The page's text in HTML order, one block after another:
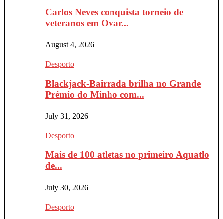
Carlos Neves conquista torneio de
veteranos em Ovar...
August 4, 2026
Desporto
Blackjack-Bairrada brilha no Grande
Prémio do Minho com...
July 31, 2026
Desporto
Mais de 100 atletas no primeiro Aquatlo
de...
July 30, 2026
Desporto